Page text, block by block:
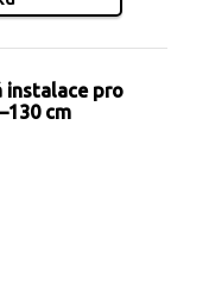
instalace pro
cm